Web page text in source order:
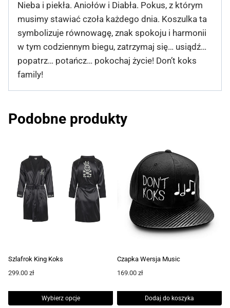
Nieba i piekła. Aniołów i Diabła. Pokus, z którym
musimy stawiać czoła każdego dnia. Koszulka ta
symbolizuje równowagę, znak spokoju i harmonii
w tym codziennym biegu, zatrzymaj się… usiądź…
popatrz… potańcz… pokochaj życie! Don’t koks
family!
Podobne produkty
Szlafrok King Koks
299.00 zł
Wybierz opcje
Czapka Wersja Music
169.00 zł
Dodaj do koszyka